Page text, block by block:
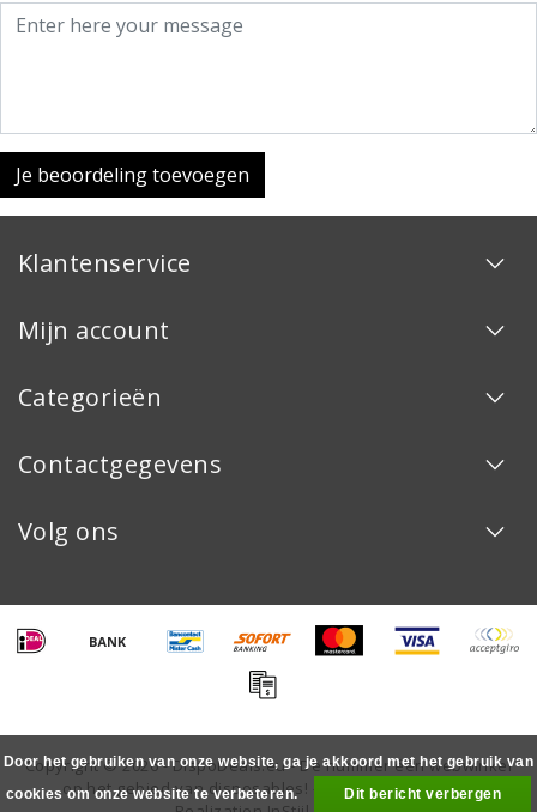
Je beoordeling toevoegen
Klantenservice
Mijn account
Categorieën
Contactgegevens
Volg ons
Copyright © 2026 - DispoDeals.eu - De nummer één webwinkel
op het gebied van disposables! - All rights reserved -
Door het gebruiken van onze website, ga je akkoord met het gebruik van
cookies om onze website te verbeteren.
Dit bericht verbergen